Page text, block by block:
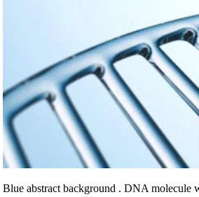
Blue abstract background . DNA molecule